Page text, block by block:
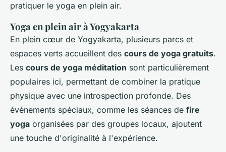
pratiquer le yoga en plein air.
Yoga en plein air à Yogyakarta
En plein cœur de Yogyakarta, plusieurs parcs et
espaces verts accueillent des cours de yoga gratuits.
Les cours de yoga méditation sont particulièrement
populaires ici, permettant de combiner la pratique
physique avec une introspection profonde. Des
événements spéciaux, comme les séances de fire
yoga organisées par des groupes locaux, ajoutent
une touche d'originalité à l'expérience.